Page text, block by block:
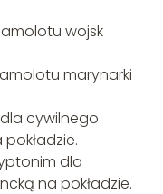
wojsk
marynarki
cywilnego
dla
na pokładzie.